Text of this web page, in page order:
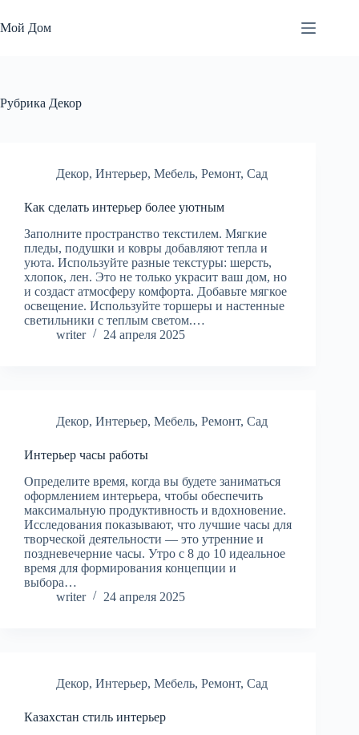
к
сути
Мой Дом
Рубрика Декор
Декор, Интерьер, Мебель, Ремонт, Сад
Как сделать интерьер более уютным
Заполните пространство текстилем. Мягкие
пледы, подушки и ковры добавляют тепла и
уюта. Используйте разные текстуры: шерсть,
хлопок, лен. Это не только украсит ваш дом, но
и создаст атмосферу комфорта. Добавьте мягкое
освещение. Используйте торшеры и настенные
светильники с теплым светом.…
writer
24 апреля 2025
Декор, Интерьер, Мебель, Ремонт, Сад
Интерьер часы работы
Определите время, когда вы будете заниматься
оформлением интерьера, чтобы обеспечить
максимальную продуктивность и вдохновение.
Исследования показывают, что лучшие часы для
творческой деятельности — это утренние и
поздневечерние часы. Утро с 8 до 10 идеальное
время для формирования концепции и
выбора…
writer
24 апреля 2025
Декор, Интерьер, Мебель, Ремонт, Сад
Казахстан стиль интерьер